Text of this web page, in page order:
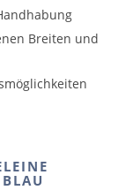
Breiten und